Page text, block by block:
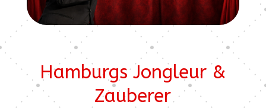
Hamburgs Jongleur &
Zauberer